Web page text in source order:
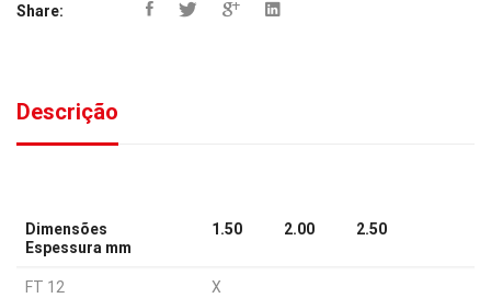
Share:
Descrição
Dimensões
Espessura mm
1.50 2.00 2.50
FT 12 X